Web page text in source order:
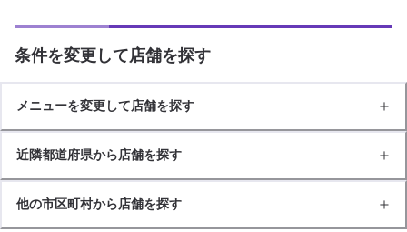
条件を変更して店舗を探す
メニューを変更して店舗を探す
近隣都道府県から店舗を探す
他の市区町村から店舗を探す